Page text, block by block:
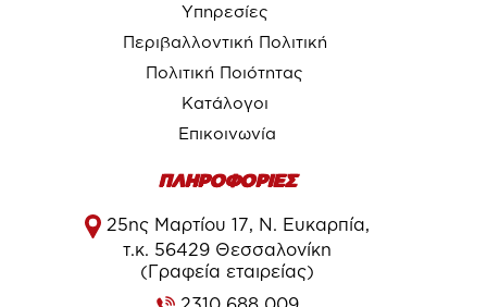
Υπηρεσίες
Περιβαλλοντική Πολιτική
Πολιτική Ποιότητας
Κατάλογοι
Επικοινωνία
ΠΛΗΡΟΦΟΡΙΕΣ
25ης Μαρτίου 17, Ν. Ευκαρπία,
τ.κ. 56429 Θεσσαλονίκη
(Γραφεία εταιρείας)